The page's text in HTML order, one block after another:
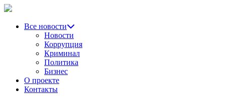
Все новости
Новости
Коррупция
Криминал
Политика
Бизнес
О проекте
Контакты